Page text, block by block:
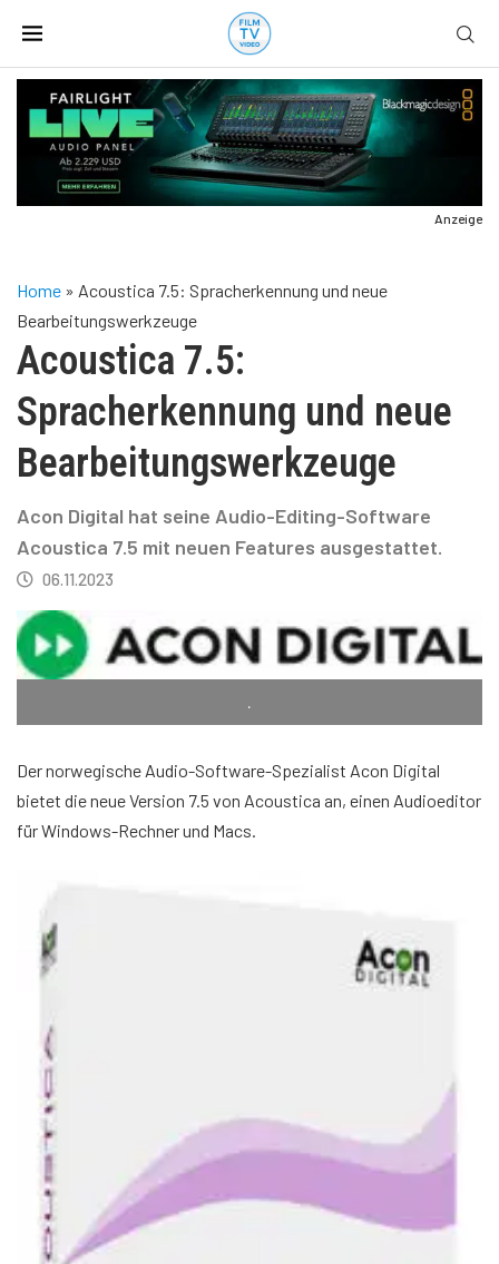
Anzeige
Home » Acoustica 7.5: Spracherkennung und neue
Bearbeitungswerkzeuge
Acoustica 7.5:
Spracherkennung und neue
Bearbeitungswerkzeuge
Acon Digital hat seine Audio-Editing-Software
Acoustica 7.5 mit neuen Features ausgestattet.
06.11.2023
.
Der norwegische Audio-Software-Spezialist Acon Digital
bietet die neue Version 7.5 von Acoustica an, einen Audioeditor
für Windows-Rechner und Macs.